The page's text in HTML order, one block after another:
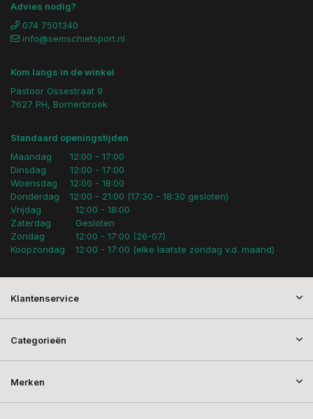
Advies nodig?
074 7501340
info@semschietsport.nl
Kom langs in de winkel
Pastoor Ossestraat 9
7627 PH, Bornerbroek
Standaard openingstijden
Maandag
Dinsdag
Woensdag
Donderdag
12:00 - 17:00
12:00 - 17:00
12:00 - 18:00
12:00 - 21:00 (17:30 - 18:30 gesloten)
Vrijdag
Zaterdag
Zondag
Koopzondag
12:00 - 18:00
Gesloten
12:00 - 17:00 (26-07)
12:00 - 17:00 (elke laatste zondag v.d. maand)
Klantenservice
Categorieën
Merken